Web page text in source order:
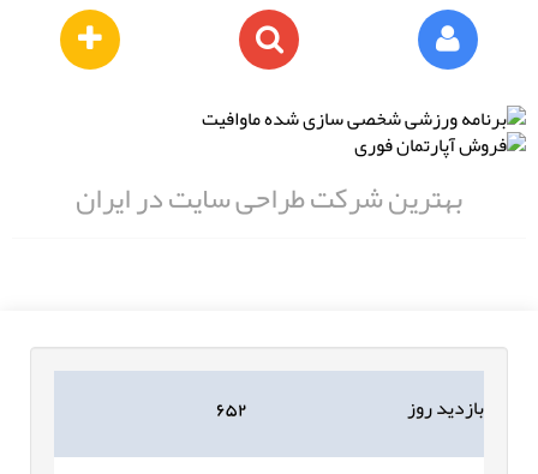
بهترین شرکت طراحی سایت در ایران
بازدید روز ۶۵۲